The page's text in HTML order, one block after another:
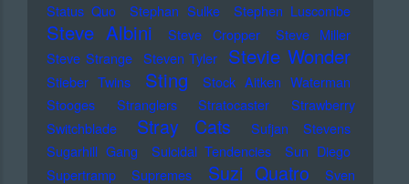
Status Quo
Stephan Sulke Stephen Luscombe
Steve Albini Steve Cropper
Steve Miller
Steve Strange Steven Tyler Stevie Wonder
Stieber Twins Sting
Stock Aitken Waterman
Stooges
Stranglers Stratocaster
Strawberry
Switchblade
Stray Cats
Sufjan Stevens
Sugarhill Gang
Suicidal Tendencies
Sun Diego
Supertramp
Supremes Suzi Quatro
Sven